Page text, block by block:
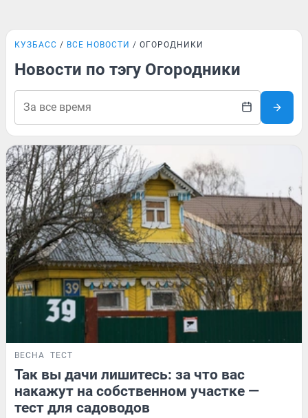
КУЗБАСС ВСЕ НОВОСТИ ОГОРОДНИКИ
Новости по тэгу Огородники
ВЕСНА ТЕСТ
Так вы дачи лишитесь: за что вас
накажут на собственном участке —
тест для садоводов